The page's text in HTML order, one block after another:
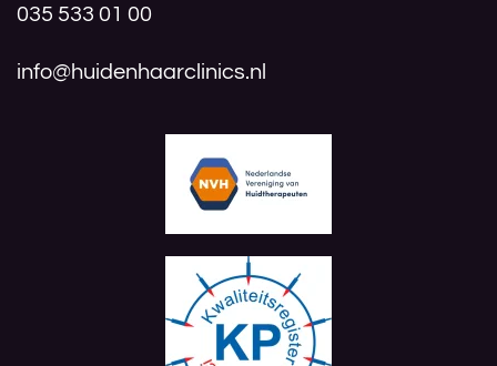
035 533 01 00
info@huidenhaarclinics.nl